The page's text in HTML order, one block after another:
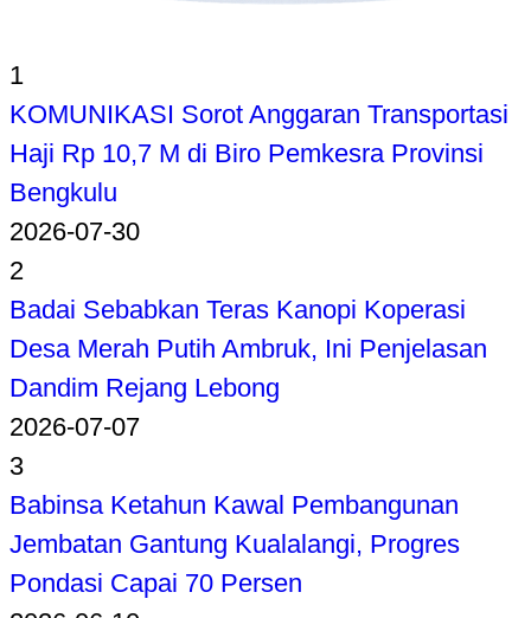
1
KOMUNIKASI Sorot Anggaran Transportasi
Haji Rp 10,7 M di Biro Pemkesra Provinsi
Bengkulu
2026-07-30
2
Badai Sebabkan Teras Kanopi Koperasi
Desa Merah Putih Ambruk, Ini Penjelasan
Dandim Rejang Lebong
2026-07-07
3
Babinsa Ketahun Kawal Pembangunan
Jembatan Gantung Kualalangi, Progres
Pondasi Capai 70 Persen